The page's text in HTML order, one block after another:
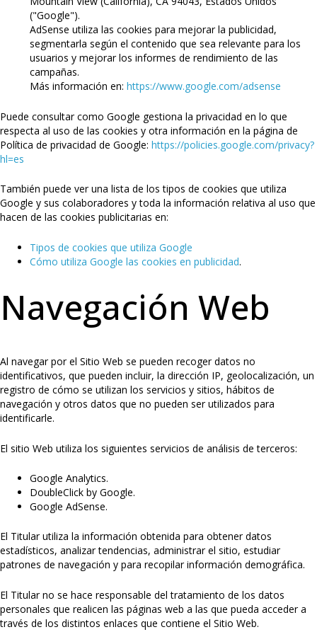
("Google").
AdSense utiliza las cookies para mejorar la publicidad,
segmentarla según el contenido que sea relevante para los
usuarios y mejorar los informes de rendimiento de las
campañas.
Más información en: https://www.google.com/adsense
Puede consultar como Google gestiona la privacidad en lo que
respecta al uso de las cookies y otra información en la página de
Política de privacidad de Google: https://policies.google.com/privacy?
hl=es
También puede ver una lista de los tipos de cookies que utiliza
Google y sus colaboradores y toda la información relativa al uso que
hacen de las cookies publicitarias en:
Tipos de cookies que utiliza Google
Cómo utiliza Google las cookies en publicidad.
Navegación Web
Al navegar por el Sitio Web se pueden recoger datos no
identificativos, que pueden incluir, la dirección IP, geolocalización, un
registro de cómo se utilizan los servicios y sitios, hábitos de
navegación y otros datos que no pueden ser utilizados para
identificarle.
El sitio Web utiliza los siguientes servicios de análisis de terceros:
Google Analytics.
DoubleClick by Google.
Google AdSense.
El Titular utiliza la información obtenida para obtener datos
estadísticos, analizar tendencias, administrar el sitio, estudiar
patrones de navegación y para recopilar información demográfica.
El Titular no se hace responsable del tratamiento de los datos
personales que realicen las páginas web a las que pueda acceder a
través de los distintos enlaces que contiene el Sitio Web.